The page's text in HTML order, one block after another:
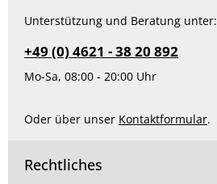
Unterstützung und Beratung unter:
+49 (0) 4621 - 38 20 892
Mo-Sa, 08:00 - 20:00 Uhr
Oder über unser Kontaktformular.
Rechtliches